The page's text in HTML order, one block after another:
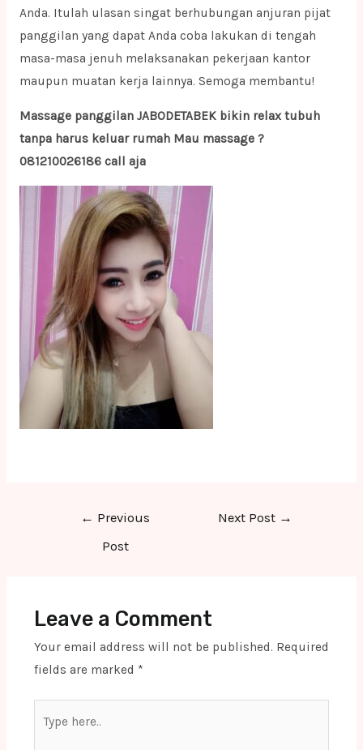
Anda. Itulah ulasan singat berhubungan anjuran pijat
panggilan yang dapat Anda coba lakukan di tengah
masa-masa jenuh melaksanakan pekerjaan kantor
maupun muatan kerja lainnya. Semoga membantu!
Massage panggilan JABODETABEK bikin relax tubuh
tanpa harus keluar rumah Mau massage ?
081210026186 call aja
← Previous
Post
Next Post →
Leave a Comment
Your email address will not be published. Required
fields are marked *
here..